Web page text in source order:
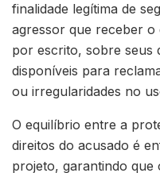
finalidade legítima de
agressor que receber o
por escrito, sobre seus
disponíveis para
ou irregularidades no
O equilíbrio entre a
direitos do acusado é
projeto, garantindo que